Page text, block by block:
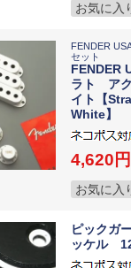
お気に入
FENDER
セット
FENDER
ラト アク
イト【
White】
4,620
お気に入
ピックガ
ッケル